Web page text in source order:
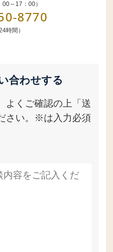
00～17：00）
8770
時間）
合わせする
よくご確認の上「送
さい。※は入力必須